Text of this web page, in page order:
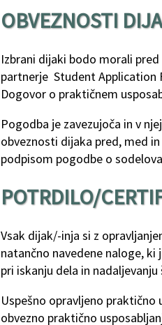
OBVEZNOSTI
Izbrani dijaki bodo morali
partnerje Student Application
Dogovor o praktičnem
Pogodba je zavezujoča in v
obveznosti dijaka pred, med
podpisom pogodbe o
POTRDILO/
Vsak dijak/-inja si z
natančno navedene naloge,
pri iskanju dela in
Uspešno opravljeno praktično
obvezno praktično